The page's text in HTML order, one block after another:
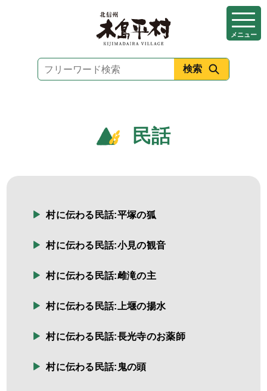
メニュー
民話
村に伝わる民話:平塚の狐
村に伝わる民話:小見の観音
村に伝わる民話:雌滝の主
村に伝わる民話:上堰の揚水
村に伝わる民話:長光寺のお薬師
村に伝わる民話:鬼の頭